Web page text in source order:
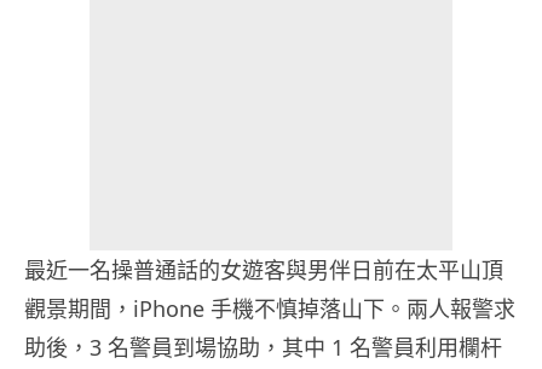
最近一名操普通話的女遊客與男伴日前在太平山頂
觀景期間，iPhone 手機不慎掉落山下。兩人報警求
助後，3 名警員到場協助，其中 1 名警員利用欄杆